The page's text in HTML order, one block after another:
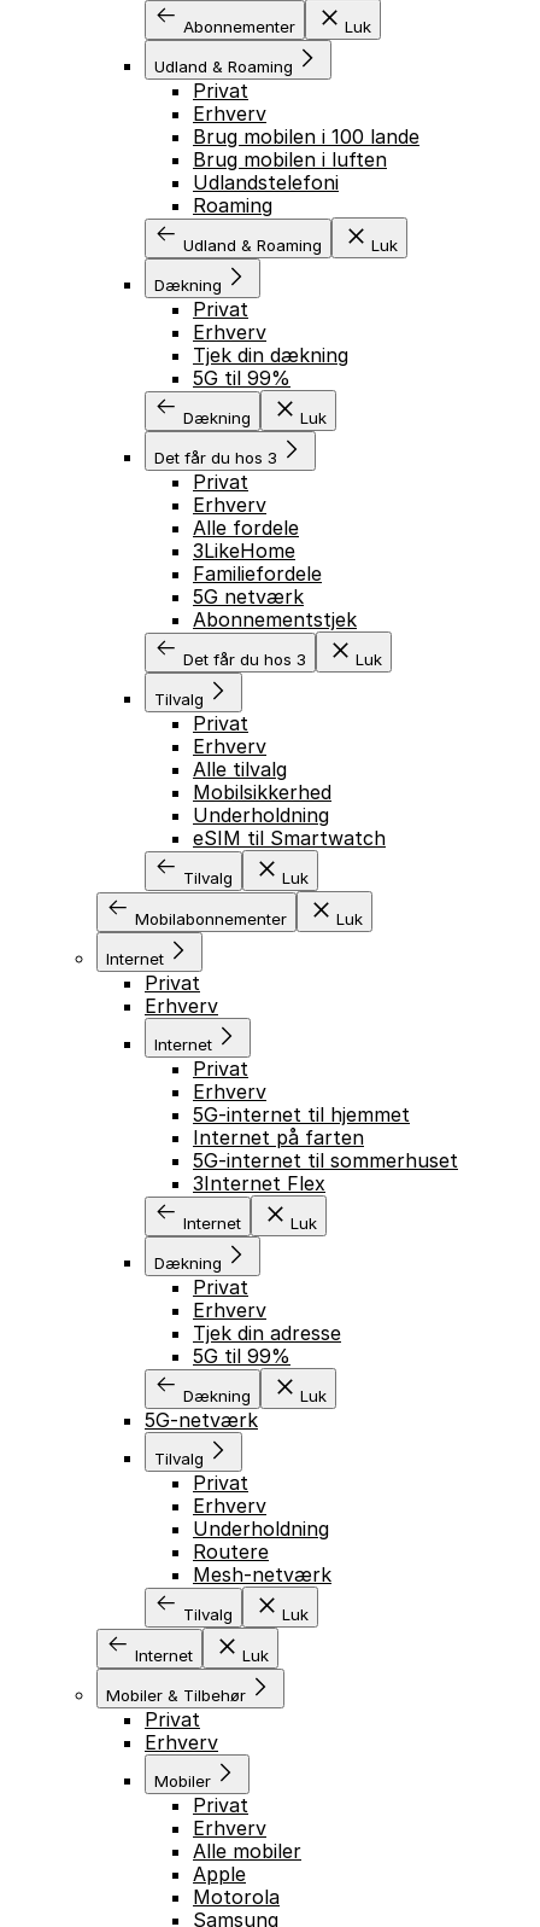
Abonnementer Luk
Udland & Roaming
Privat
Erhverv
Brug mobilen i 100 lande
Brug mobilen i luften
Udlandstelefoni
Roaming
Udland & Roaming Luk
Dækning
Privat
Erhverv
Tjek din dækning
5G til 99%
Dækning Luk
Det får du hos 3
Privat
Erhverv
Alle fordele
3LikeHome
Familiefordele
5G netværk
Abonnementstjek
Det får du hos 3 Luk
Tilvalg
Privat
Erhverv
Alle tilvalg
Mobilsikkerhed
Underholdning
eSIM til Smartwatch
Tilvalg Luk
Mobilabonnementer Luk
Internet
Privat
Erhverv
Internet
Privat
Erhverv
5G-internet til hjemmet
Internet på farten
5G-internet til sommerhuset
3Internet Flex
Internet Luk
Dækning
Privat
Erhverv
Tjek din adresse
5G til 99%
Dækning Luk
5G-netværk
Tilvalg
Privat
Erhverv
Underholdning
Routere
Mesh-netværk
Tilvalg Luk
Internet Luk
Mobiler & Tilbehør
Privat
Erhverv
Mobiler
Privat
Erhverv
Alle mobiler
Apple
Motorola
Samsung